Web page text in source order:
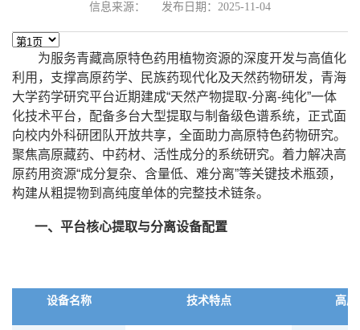
信息来源： 发布日期：2025-11-04
为服务青藏高原特色药用植物资源的深度开发与高值化
利用，支撑高原药学、民族药现代化及天然药物研发，青海
大学药学研究平台近期建成“天然产物提取-分离-纯化”一体
化技术平台，配备多台大型提取与制备级色谱系统，正式面
向校内外科研团队开放共享，全面助力高原特色药物研究。
聚焦高原藏药、中药材、活性成分的系统研究。 着力解决高
原药用资源“成分复杂、含量低、难分离”等关键技术瓶颈，
构建从粗提物到高纯度单体的完整技术链条。
一、平台核心提取与分离设备配置
设备名称 技术特点 高